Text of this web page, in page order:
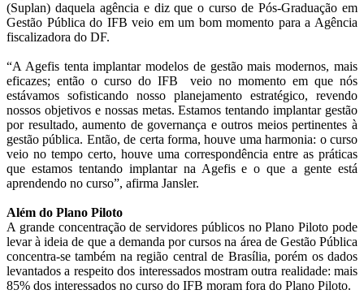
(Suplan) daquela agência e diz que o curso de Pós-Graduação em
Gestão Pública do IFB veio em um bom momento para a Agência
fiscalizadora do DF.
“A Agefis tenta implantar modelos de gestão mais modernos, mais
eficazes; então o curso do IFB veio no momento em que nós
estávamos sofisticando nosso planejamento estratégico, revendo
nossos objetivos e nossas metas. Estamos tentando implantar gestão
por resultado, aumento de governança e outros meios pertinentes à
gestão pública. Então, de certa forma, houve uma harmonia: o curso
veio no tempo certo, houve uma correspondência entre as práticas
que estamos tentando implantar na Agefis e o que a gente está
aprendendo no curso”, afirma Jansler.
Além do Plano Piloto
A grande concentração de servidores públicos no Plano Piloto pode
levar à ideia de que a demanda por cursos na área de Gestão Pública
concentra-se também na região central de Brasília, porém os dados
levantados a respeito dos interessados mostram outra realidade: mais
85% dos interessados no curso do IFB moram fora do Plano Piloto.